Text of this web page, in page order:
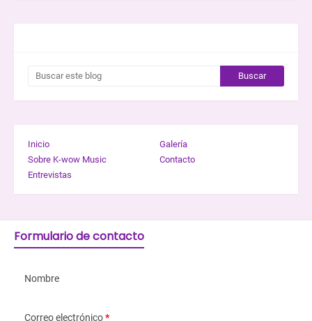
Inicio
Galería
Sobre K-wow Music
Contacto
Entrevistas
Formulario de contacto
Nombre
Correo electrónico*